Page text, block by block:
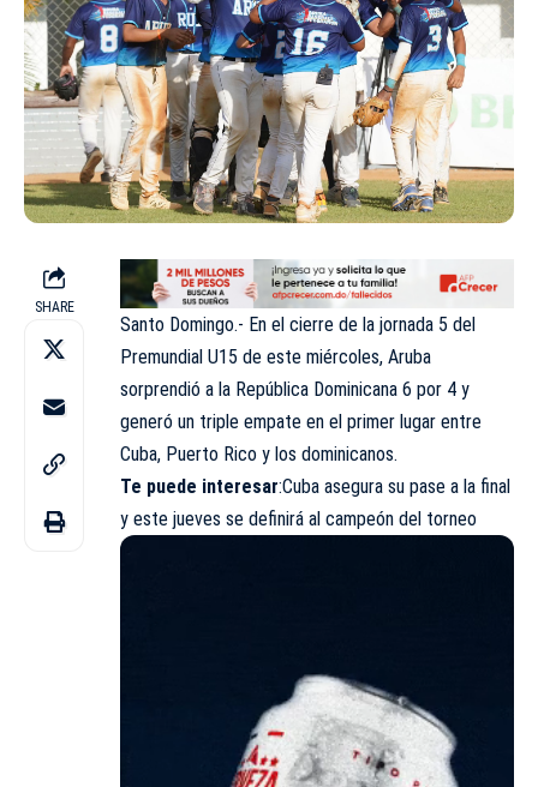
SHARE
Santo Domingo.- En el cierre de la jornada 5 del
Premundial U15 de este miércoles, Aruba
sorprendió a la República Dominicana 6 por 4 y
generó un triple empate en el primer lugar entre
Cuba, Puerto Rico y los dominicanos.
Te puede interesar:Cuba asegura su pase a la final
y este jueves se definirá al campeón del torneo